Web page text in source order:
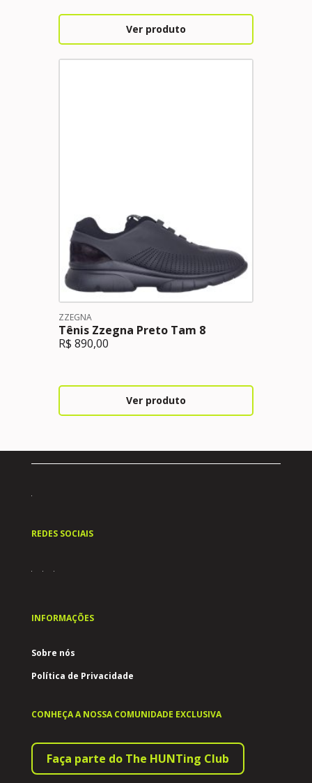
Ver produto
ZZEGNA
Tênis Zzegna Preto Tam 8
R$ 890,00
Ver produto
REDES SOCIAIS
INFORMAÇÕES
Sobre nós
Política de Privacidade
CONHEÇA A NOSSA COMUNIDADE EXCLUSIVA
Faça parte do The HUNTing Club